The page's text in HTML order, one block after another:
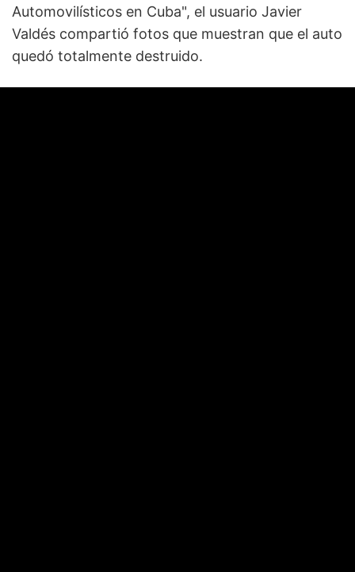
Automovilísticos en Cuba", el usuario Javier
Valdés compartió fotos que muestran que el auto
quedó totalmente destruido.